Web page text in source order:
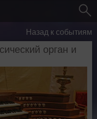
Назад к событиям
орган и